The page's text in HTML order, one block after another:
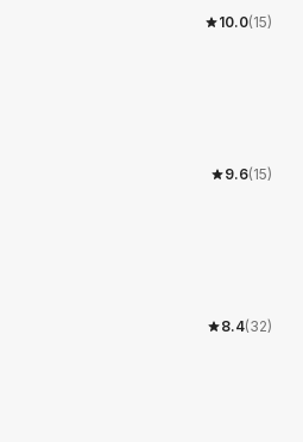
10.0(15)
9.6(15)
8.4(32)